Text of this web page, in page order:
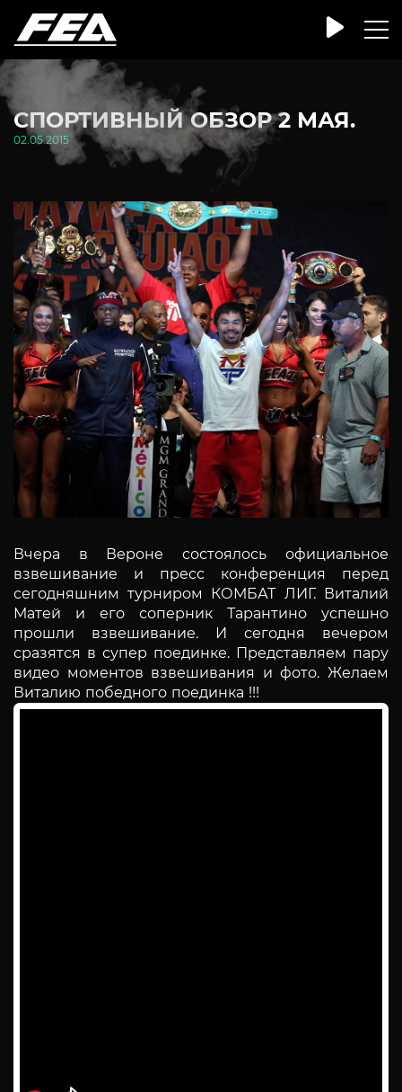
СПОРТИВНЫЙ ОБЗОР 2 МАЯ.
02.05.2015
Вчера в Вероне состоялось официальное
взвешивание и пресс конференция перед
сегодняшним турниром КОМБАТ ЛИГ.
Виталий
Матей и его соперник Тарантино успешно
прошли взвешивание. И сегодня вечером
сразятся в супер поединке. Представляем пару
видео моментов взвешивания и фото. Желаем
Виталию победного поединка !!!